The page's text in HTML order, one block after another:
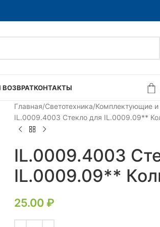
ВОЗВРАТКОНТАКТЫ
Главная Светотехника Комплектующие и
IL.0009.4003 Стекло для IL.0009.09**
IL.0009.4003
IL.0009.09**
25.00 ₽